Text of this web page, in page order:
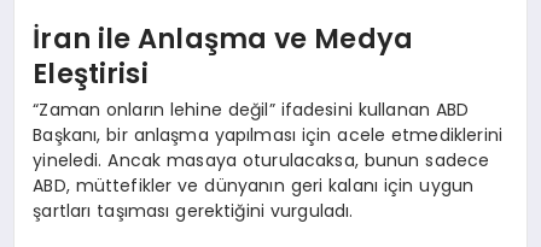
İran ile Anlaşma ve Medya
Eleştirisi
“Zaman onların lehine değil” ifadesini kullanan ABD
Başkanı, bir anlaşma yapılması için acele etmediklerini
yineledi. Ancak masaya oturulacaksa, bunun sadece
ABD, müttefikler ve dünyanın geri kalanı için uygun
şartları taşıması gerektiğini vurguladı.